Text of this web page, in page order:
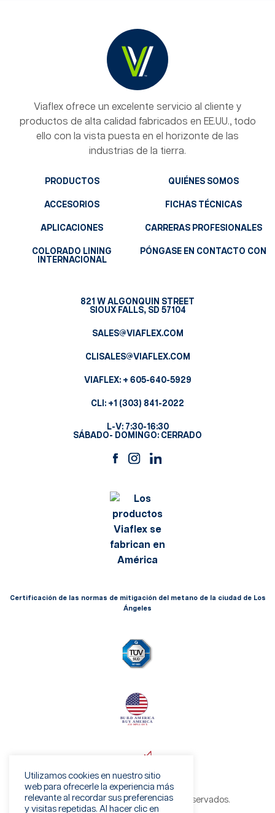
Viaflex ofrece un excelente servicio al cliente y
productos de alta calidad fabricados en EE.UU., todo
ello con la vista puesta en el horizonte de las
industrias de la tierra.
PRODUCTOS
ACCESORIOS
APLICACIONES
COLORADO LINING
INTERNACIONAL
QUIÉNES SOMOS
FICHAS TÉCNICAS
CARRERAS PROFESIONALES
PÓNGASE EN CONTACTO CON
821 W ALGONQUIN STREET
SIOUX FALLS, SD 57104
SALES@VIAFLEX.COM
CLISALES@VIAFLEX.COM
VIAFLEX: + 605-640-5929
CLI: +1 (303) 841-2022
L-V: 7:30-16:30
SÁBADO- DOMINGO: CERRADO
Certificación de las normas de mitigación del metano de la ciudad de Los
Ángeles
©2026 Viaflex. Todos los derechos reservados.
Utilizamos cookies en nuestro sitio
web para ofrecerle la experiencia más
relevante al recordar sus preferencias
y visitas repetidas. Al hacer clic en